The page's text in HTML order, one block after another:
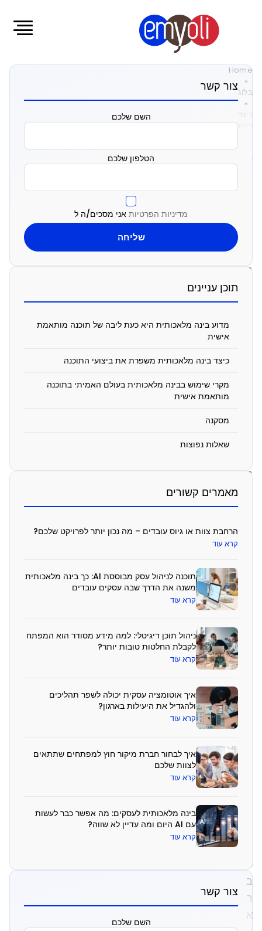
Home
»
בלוג
»
כיצד
פיתוח
מלאכותית
לשנות
תוכנה
כיצד
פיתוח
בינה
מלאכותית
יכול
פתרונות
תוכנה
מותאמים
אישית
2026
12:32
כ
ב
ר
א
צור קשר
השם שלכם
הטלפון שלכם
מדיניות הפרטיות אני מסכים/ה ל
תוכן עניינים
מדוע בינה מלאכותית היא כעת ליבה של תוכנה מותאמת
אישית
כיצד בינה מלאכותית משפרת את ביצועי התוכנה
מקרי שימוש בבינה מלאכותית בעולם האמיתי בתוכנה
מותאמת אישית
מסקנה
שאלות נפוצות
מאמרים קשורים
הרחבת צוות או גיוס עובדים – מה נכון יותר לפרויקט שלכם?
קרא עוד
תוכנה לניהול עסק מבוססת AI: כך בינה מלאכותית
משנה את הדרך שבה עסקים עובדים
קרא עוד
ניהול תוכן דיגיטלי: למה מידע מסודר הוא המפתח
לקבלת החלטות טובות יותר?
קרא עוד
איך אוטומציה עסקית יכולה לשפר תהליכים
ולהגדיל את היעילות בארגון?
קרא עוד
איך לבחור חברת מיקור חוץ למפתחים שתתאים
לצוות שלכם
קרא עוד
בינה מלאכותית לעסקים: מה אפשר כבר לעשות
עם AI היום ומה עדיין לא שווה?
קרא עוד
צור קשר
השם שלכם